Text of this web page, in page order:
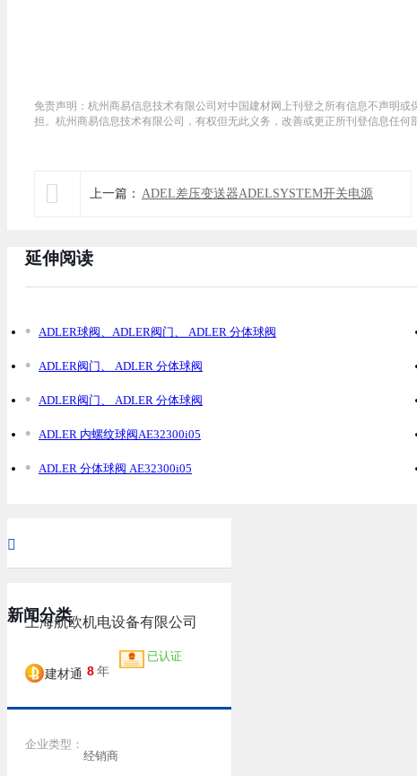
免责声明：杭州商易信息技术有限公司对中国建材网上刊登之所有信息不声明
担。杭州商易信息技术有限公司，有权但无此义务，改善或更正所刊登信息任何
 上一篇： ADEL差压变送器ADELSYSTEM开关电源
延伸阅读
ADLER球阀、ADLER阀门、 ADLER 分体球阀
ADLER阀门、 ADLER 分体球阀
ADLER阀门、 ADLER 分体球阀
ADLER 内螺纹球阀AE32300i05
ADLER 分体球阀 AE32300i05

新闻分类
上海航欧机电设备有限公司
建材通 8 年
已认证
企业类型：
经销商